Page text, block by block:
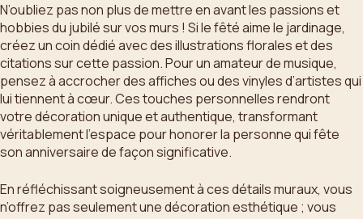
N’oubliez pas non plus de mettre en avant les passions et
hobbies du jubilé sur vos murs ! Si le fêté aime le jardinage,
créez un coin dédié avec des illustrations florales et des
citations sur cette passion. Pour un amateur de musique,
pensez à accrocher des affiches ou des vinyles d’artistes qui
lui tiennent à cœur. Ces touches personnelles rendront
votre décoration unique et authentique, transformant
véritablement l’espace pour honorer la personne qui fête
son anniversaire de façon significative.
En réfléchissant soigneusement à ces détails muraux, vous
n’offrez pas seulement une décoration esthétique ; vous